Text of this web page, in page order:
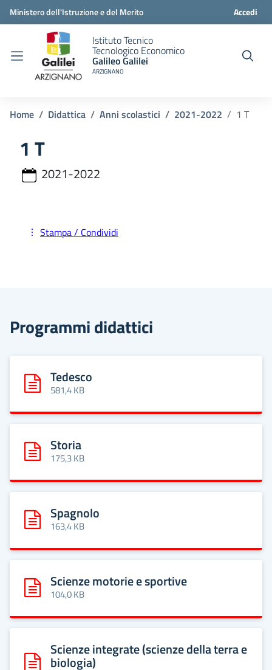
Ministero dell'Istruzione e del Merito Accedi
Istituto Tecnico
Tecnologico Economico
Galileo Galilei
ARZIGNANO
Home Didattica Anni scolastici 2021-2022 1 T
1 T
2021-2022
Stampa / Condividi
Programmi didattici
Scarica: Tedesco
Tedesco
581,4 KB
Scarica: Storia
Storia
175,3 KB
Scarica: Spagnolo
Spagnolo
163,4 KB
Scarica: Scienze motorie e sportive
Scienze motorie e sportive
104,0 KB
Scienze integrate (scienze della terra e
biologia)